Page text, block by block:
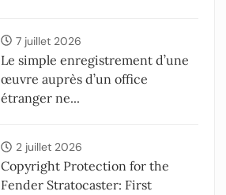
7 juillet 2026
Le simple enregistrement d’une
œuvre auprès d’un office
étranger ne...
2 juillet 2026
Copyright Protection for the
Fender Stratocaster: First